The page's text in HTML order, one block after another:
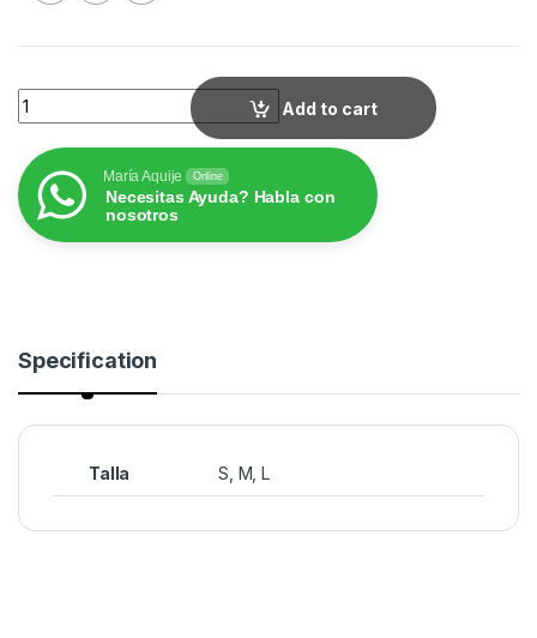
MODELO M26 quantity
Add to cart
María Aquije Online
Necesitas Ayuda? Habla con
nosotros
Specification
Talla S M ,L